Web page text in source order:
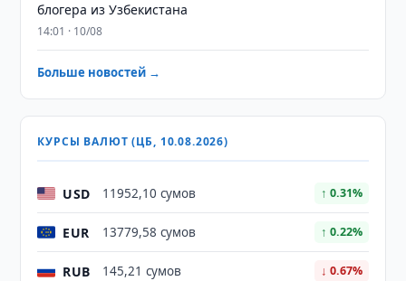
блогера из Узбекистана
14:01 · 10/08
Больше новостей →
КУРСЫ ВАЛЮТ (ЦБ, 10.08.2026)
USD 11952,10 сумов ↑ 0.31%
EUR 13779,58 сумов ↑ 0.22%
RUB 145,21 сумов ↓ 0.67%